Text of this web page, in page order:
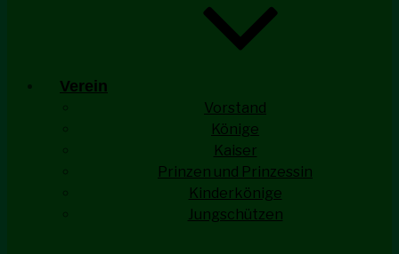
Verein
Vorstand
Könige
Kaiser
Prinzen und Prinzessin
Kinderkönige
Jungschützen